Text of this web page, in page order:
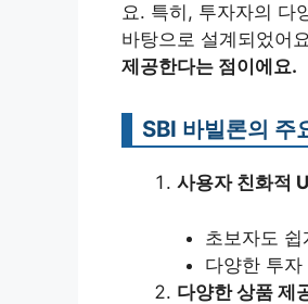
요. 특히, 투자자의 다
바탕으로 설계되었어
제공한다는 점이에요.
SBI 바빌론의 주
사용자 친화적
초보자도
다양한 투
다양한 상품 제